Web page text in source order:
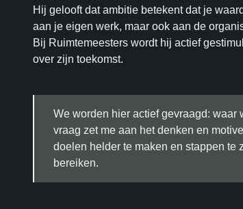
Hij gelooft dat ambitie betekent dat je
aan je eigen werk, maar ook aan de
Bij Ruimtemeesters wordt hij actief
over zijn toekomst.
We worden hier actief gevraagd: waar
vraag zet me aan het denken en
doelen helder te maken en stappen te
bereiken.